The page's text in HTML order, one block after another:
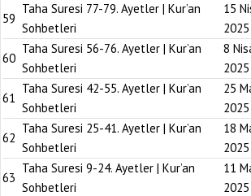
59
Taha Suresi 77-79. Ayetler | Kur’an
Sohbetleri
15
2025
60
Taha Suresi 56-76. Ayetler | Kur’an
Sohbetleri
8
2025
61
Taha Suresi 42-55. Ayetler | Kur’an
Sohbetleri
25
2025
62
Taha Suresi 25-41. Ayetler | Kur’an
Sohbetleri
18
2025
63
Taha Suresi 9-24. Ayetler | Kur’an
Sohbetleri
11
2025